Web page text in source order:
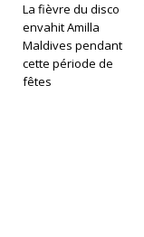
La fièvre du disco
envahit Amilla
Maldives pendant
cette période de
fêtes